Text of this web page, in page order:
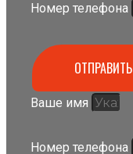
Номер телефона
Ваше имя
Номер телефона